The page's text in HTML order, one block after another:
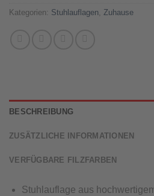
Kategorien: Stuhlauflagen, Zuhause
BESCHREIBUNG
ZUSÄTZLICHE INFORMATIONEN
VERFÜGBARE FILZFARBEN
Stuhl auflage aus